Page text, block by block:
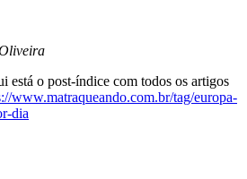
está o post-índice com todos os artigos
www.matraqueando.com.br/tag/europa-
dia